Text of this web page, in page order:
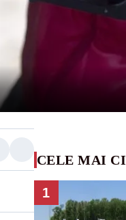
CELE MAI
1